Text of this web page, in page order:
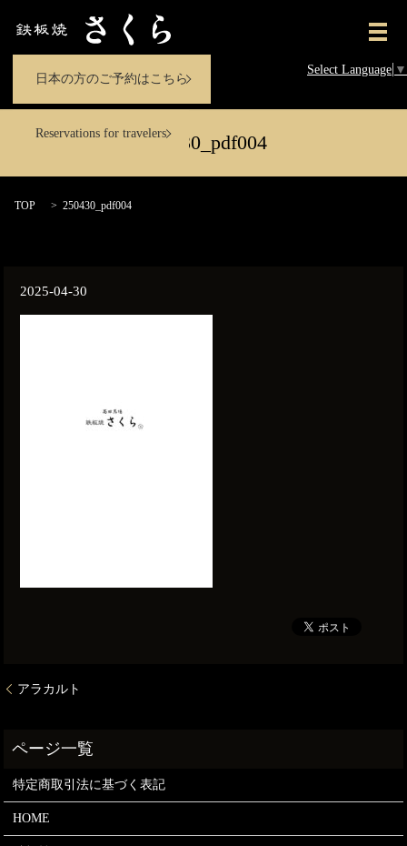
Select Language ▼
日本の方のご予約はこちら
Reservations for travelers
メ
250430_pdf004
TOP 250430_pdf004
2025-04-30
アラカルト
特定商取引法に基づく表記
HOME